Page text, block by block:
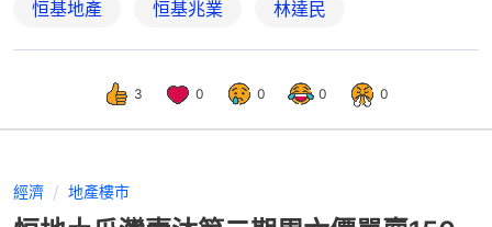
恒基地產 恒基兆業 林達民
3 0 0 0 0
經濟 地產樓市